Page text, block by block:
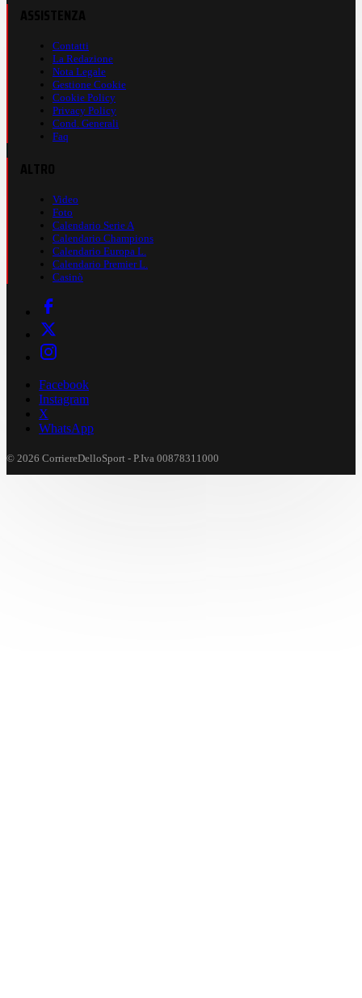
Contatti
La Redazione
Nota Legale
Gestione Cookie
Cookie Policy
Privacy Policy
Cond. Generali
Faq
Video
Foto
Calendario Serie A
Calendario Champions
Calendario Europa L.
Calendario Premier L.
Casinò
Facebook
Instagram
X
WhatsApp
© 2026 CorriereDelloSport - P.Iva 00878311000